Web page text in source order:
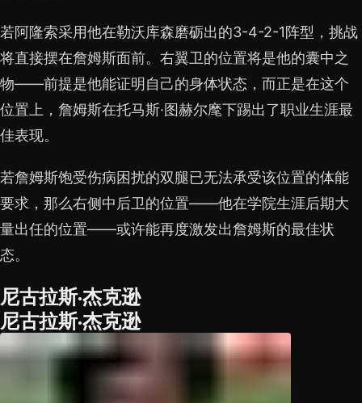
若阿隆索采用他在勒沃库森磨砺出的3-4-2-1阵型，挑战
将直接摆在詹姆斯面前。右翼卫的位置将是他的囊中之
物——前提是他能证明自己的身体状态，而正是在这个
位置上，詹姆斯在托马斯·图赫尔麾下踢出了职业生涯最
佳表现。
若詹姆斯饱受伤病困扰的双腿已无法承受该位置的体能
要求，那么右侧中后卫的位置——他在学院生涯后期大
量出任的位置——或许能再度激发出詹姆斯的最佳状
态。
尼古拉斯·杰克逊
尼古拉斯·杰克逊